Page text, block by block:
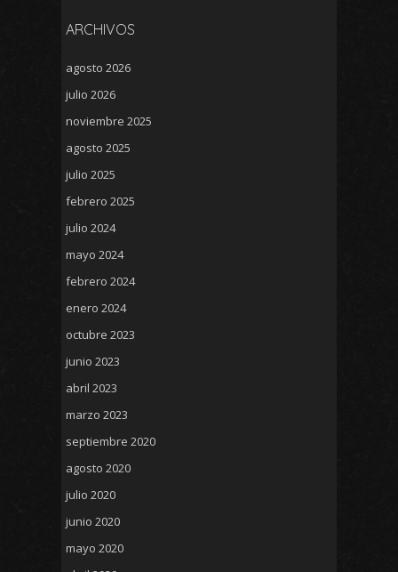
ARCHIVOS
agosto 2026
julio 2026
noviembre 2025
agosto 2025
julio 2025
febrero 2025
julio 2024
mayo 2024
febrero 2024
enero 2024
octubre 2023
junio 2023
abril 2023
marzo 2023
septiembre 2020
agosto 2020
julio 2020
junio 2020
mayo 2020